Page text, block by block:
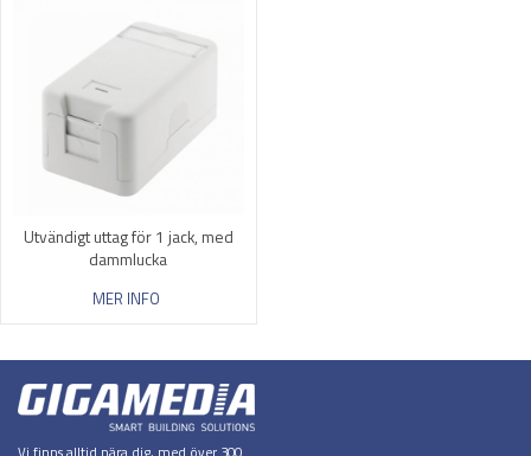
Utvändigt uttag för 1 jack, med
dammlucka
MER INFO
Vi finns alltid nära dig, med över 300